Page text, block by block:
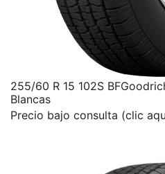
255/60 R 15 102S
Blancas
Precio bajo consulta (clic